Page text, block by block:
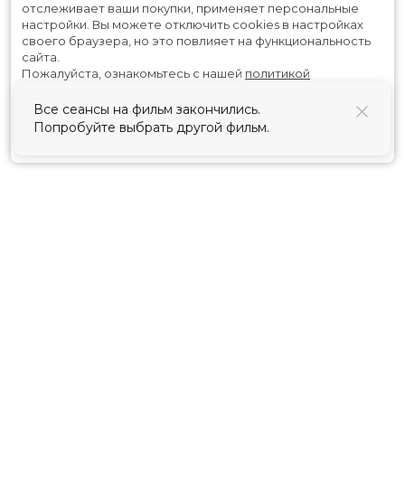
Все сеансы на фильм закончились.
Попробуйте выбрать другой фильм.
отслеживает ваши покупки, применяет персональные
настройки. Вы можете отключить cookies в настройках
своего браузера, но это повлияет на функциональность
сайта.
Пожалуйста, ознакомьтесь с нашей политикой
Принять